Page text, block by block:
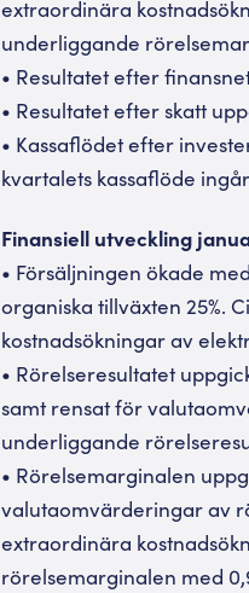
extraordinära
underliggande
• Resultatet efter
• Resultatet efter skatt
• Kassaflödet efter
kvartalets kassaflöde
Finansiell utveckling
• Försäljningen ökade
organiska tillväxten 25%.
kostnadsökningar av
• Rörelseresultatet
samt rensat för
underliggande
• Rörelsemarginalen
valutaomvärderingar av
extraordinära
rörelsemarginalen med